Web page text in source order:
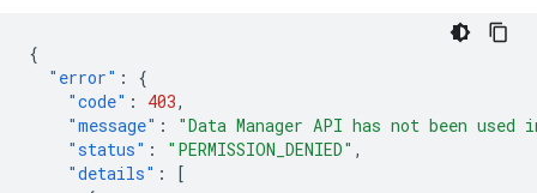
{
"error" :
{
"code" : 403,
"message" :
"Data Manager API has not been
"status" : "PERMISSION_DENIED" ,
"details" :
[